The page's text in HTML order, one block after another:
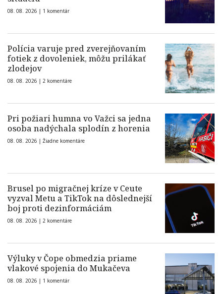
08. 08. 2026 | 1 komentár
Polícia varuje pred zverejňovaním
fotiek z dovoleniek, môžu prilákať
zlodejov
08. 08. 2026 | 2 komentáre
Pri požiari humna vo Važci sa jedna
osoba nadýchala splodín z horenia
08. 08. 2026 | Žiadne komentáre
Brusel po migračnej kríze v Ceute
vyzval Metu a TikTok na dôslednejší
boj proti dezinformáciám
08. 08. 2026 | 2 komentáre
Výluky v Čope obmedzia priame
vlakové spojenia do Mukačeva
08. 08. 2026 | 1 komentár